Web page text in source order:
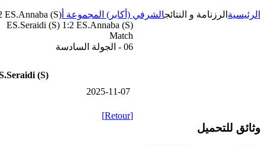
الرئيسية الرزنامة و النتائجالشرفي (أكابر) المجموعة أ ES.Annaba (S)
ES.Seraidi (S) 1:2 ES.Annaba (S)
Match
06 - الجولة السادسة
(S)
2025-11-07
[Retour]
وثائق للتحميل